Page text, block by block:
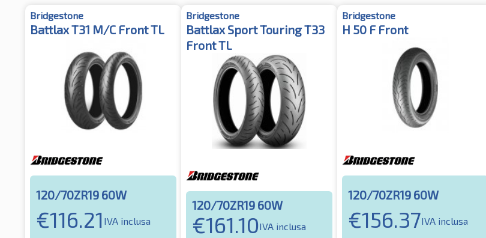
Bridgestone
Battlax T31 M/C Front TL
120/70ZR19 60W
€116.21 IVA inclusa
Bridgestone
Battlax Sport Touring T33
Front TL
120/70ZR19 60W
€161.10IVA inclusa
Bridgestone
H 50 F Front
120/70ZR19 60W
€156.37IVA inclusa